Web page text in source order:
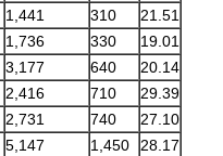
1,441 310
21.51
1,736 330
19.01
3,177 640 20.14
2,416 710
29.39
2,731 740
27.10
5,147 1,450 28.17